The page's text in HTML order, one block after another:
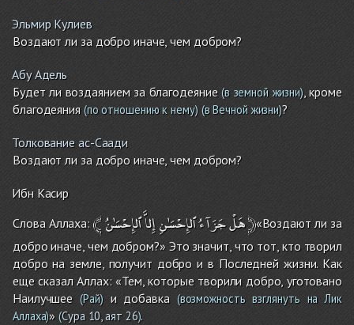
Эльмир Кулиев
Воздают ли за добро иначе, чем добром?
Абу Адель
Будет ли воздаянием за благодеяние(в земной жизни), кроме
благодеяния(по отношению к нему)(в Вечной жизни)?
Толкование ас-Саади
Воздают ли за добро иначе, чем добром?
Ибн Касир
Слова Аллаха:﴾ هَلْجَزَآءُٱلإِحْسَٰنِإِلاَّٱلإِحْسَٰنُ ﴿«Воздают ли за
добро иначе, чем добром?» Это значит, что тот, кто творил
добро на земле, получит добро и в Последней жизни. Как
еще сказал Аллах: «Тем, которые творили добро, уготовано
Наилучшее (Рай)и добавка(возможность взглянуть на Лик
Аллаха)» (Сура 10, аят 26).